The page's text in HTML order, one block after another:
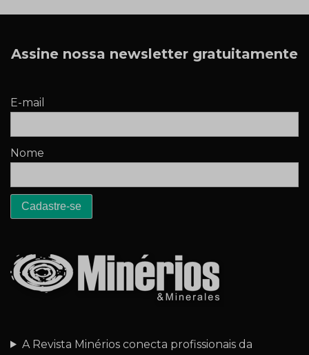
Assine nossa newsletter gratuitamente
E-mail
Nome
A Revista Minérios conecta profissionais da